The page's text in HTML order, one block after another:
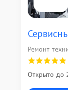
Ремонт
Открыто до